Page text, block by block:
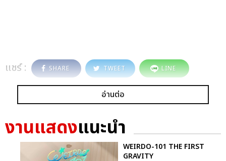
แชร์ : SHARE TWEET LINE
อ่านต่อ
งานแสดงแนะนำ
WEIRDO-101 THE FIRST
GRAVITY